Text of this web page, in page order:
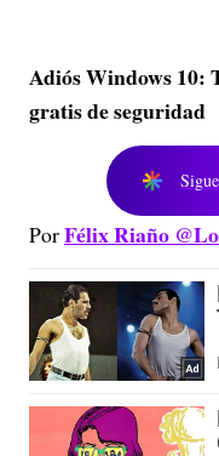
Adiós Windows 10:
gratis de seguridad
PorFélix Riaño